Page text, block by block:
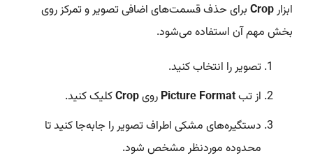
ابزارCrop برای حذف قسمت‌های اضافی تصویر و تمرکز روی
بخش مهم آن استفاده می‌شود.
تصویر را انتخاب کنید.
از تبPicture Format رویCropکلیک کنید.
دستگیره‌های مشکی اطراف تصویر را جابه‌جا کنید تا
محدوده موردنظر مشخص شود.